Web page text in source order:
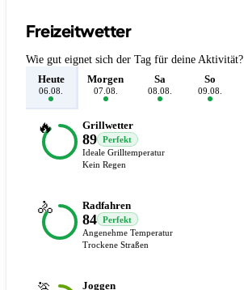
Freizeitwetter
Wie gut eignet sich der Tag für deine Aktivität?
Heute
06.08.
Morgen
07.08.
Sa
08.08.
So
09.08.
🔥 Grillwetter
89
Perfekt
Ideale Grilltemperatur
Kein Regen
🚴 Radfahren
84
Perfekt
Angenehme Temperatur
Trockene Straßen
Joggen